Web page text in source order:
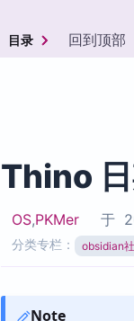
目录 回到顶部
Thino
OS,PKMer 于
分类专栏： obsidian
Note